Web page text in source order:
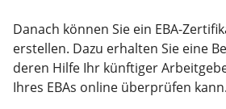
Danach können Sie ein EBA-
erstellen. Dazu erhalten Sie eine
deren Hilfe Ihr künftiger
Ihres EBAs online überprüfen kann.